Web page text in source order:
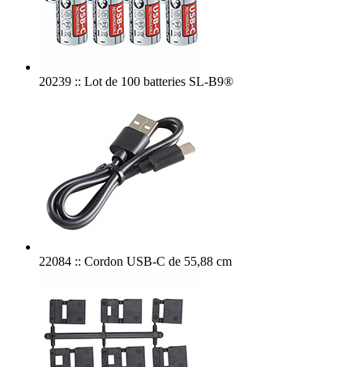
20239 :: Lot de 100 batteries SL-B9®
22084 :: Cordon USB-C de 55,88 cm